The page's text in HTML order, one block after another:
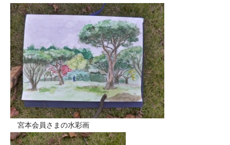
宮本会員さまの水彩画